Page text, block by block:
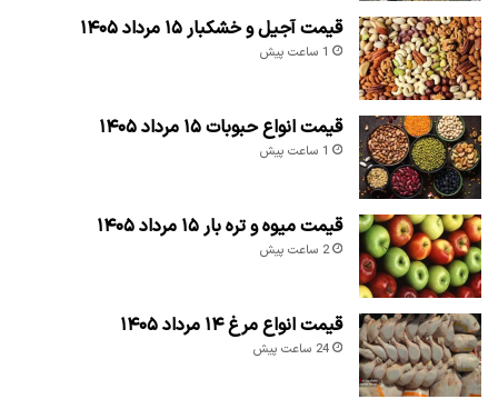
قیمت آجیل و خشکبار ۱۵ مرداد ۱۴۰۵
1 ساعت پیش
قیمت انواع حبوبات ۱۵ مرداد ۱۴۰۵
1 ساعت پیش
قیمت میوه و تره بار ۱۵ مرداد ۱۴۰۵
2 ساعت پیش
قیمت انواع مرغ ۱۴ مرداد ۱۴۰۵
24 ساعت پیش